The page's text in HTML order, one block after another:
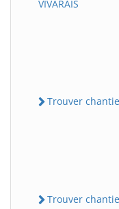
VIVARAIS
Trouver
Trouver